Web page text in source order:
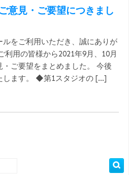
意見・ご要望につきまし
をご利用いただき、誠にありが
利用の皆様から2021年9月、10月
ご要望をまとめました。 今後
します。 ◆第1スタジオの […]